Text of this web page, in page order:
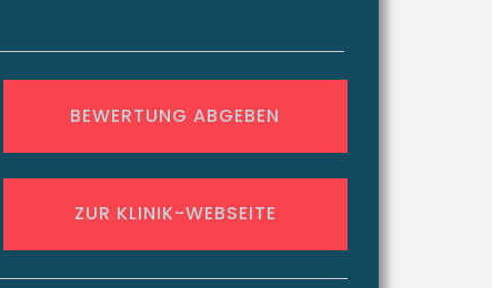
BEWERTUNG ABGEBEN
ZUR KLINIK-WEBSEITE